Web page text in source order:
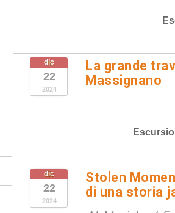
dic
22
2024
La grande
Massignano
dic
22
2024
Stolen
di una storia